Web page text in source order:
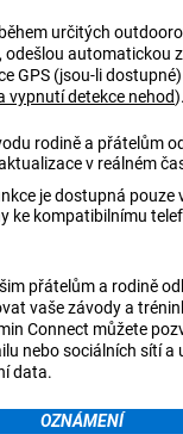
během určitých
odešlou automatickou
GPS (jsou-li
vypnutí detekce nehod).
rodině a přátelům
v reálném
je dostupná pouze
ke kompatibilnímu
přátelům a rodině
vaše závody a
Connect můžete
nebo sociálních sítí a
data.
OZNÁMENÍ